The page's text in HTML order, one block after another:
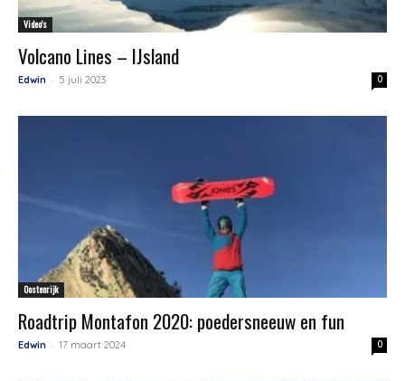
Video's
Volcano Lines – IJsland
Edwin - 5 juli 2023 0
Oostenrijk
Roadtrip Montafon 2020: poedersneeuw en fun
Edwin - 17 maart 2024 0